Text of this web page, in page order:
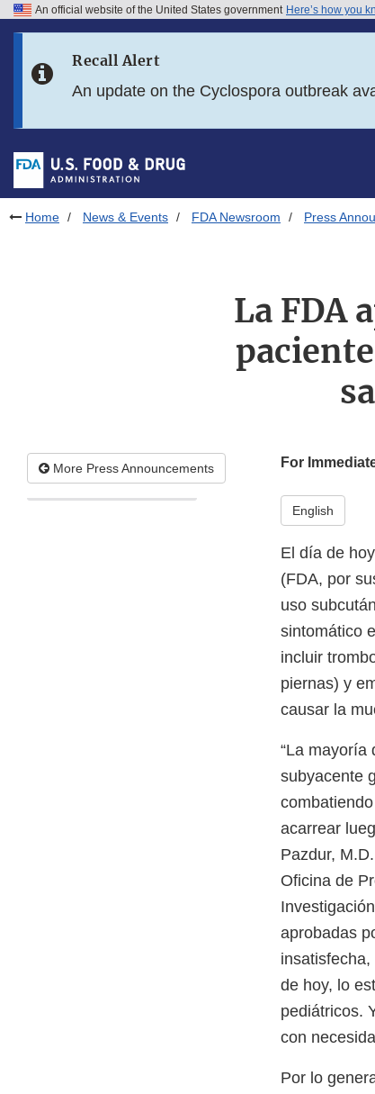
Skip to FDA Search
Skip to footer links
An official website of the United States government Here’s how you
Recall Alert
An update on the Cyclospora outbreak
Home News & Events FDA Newsroom Press
La FDA
More Press Announcements For
English
El día de
(FDA, por
uso
sintomático
incluir
piernas) y
causar la
“La mayoría
subyacente
acarrear
Pazdur,
Oficina de
aprobadas
de hoy, lo
pediátricos.
con
Por lo